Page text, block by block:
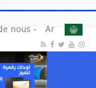
nous Ar